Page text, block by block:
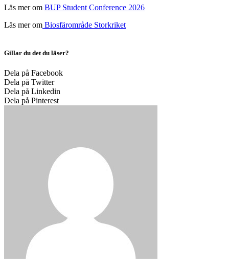
Läs mer om BUP Student Conference 2026
Läs mer om Biosfärområde Storkriket
Gillar du det du läser?
Dela på Facebook
Dela på Twitter
Dela på Linkedin
Dela på Pinterest